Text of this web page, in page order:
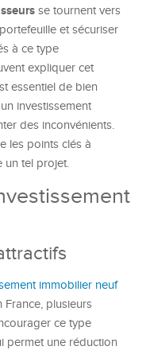
se tournent vers
et sécuriser
à ce type
expliquer cet
essentiel de bien
investissement
des inconvénients.
les points clés à
un tel projet.
immobilier neuf
France, plusieurs
ce type
permet une réduction